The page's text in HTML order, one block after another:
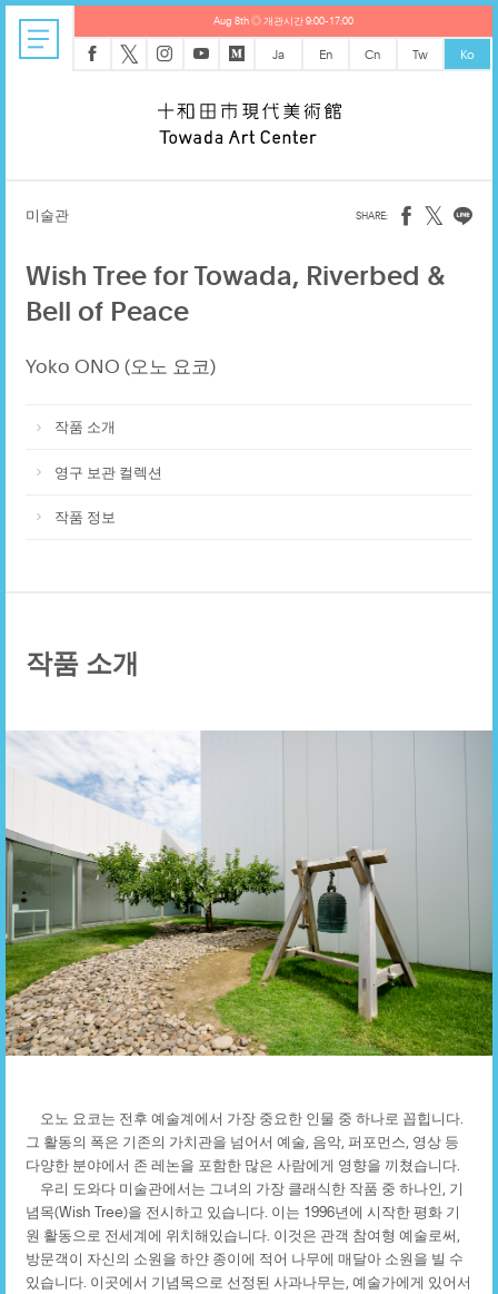
Aug 8th ◎ 개관시간 9:00-17:00
𝕏 Ja En Cn Tw Ko
미술관 𝕏
Wish Tree for Towada, Riverbed &
Bell of Peace
Yoko ONO (오노 요코)
작품 소개
영구 보관 컬렉션
작품 정보
작품 소개
오노 요코는 전후 예술계에서 가장 중요한 인물 중 하나로 꼽힙니다.
그 활동의 폭은 기존의 가치관을 넘어서 예술, 음악, 퍼포먼스, 영상 등
다양한 분야에서 존 레논을 포함한 많은 사람에게 영향을 끼쳤습니다.
우리 도와다 미술관에서는 그녀의 가장 클래식한 작품 중 하나인, 기
념목(Wish Tree)을 전시하고 있습니다. 이는 1996년에 시작한 평화 기
원 활동으로 전세계에 위치해있습니다. 이것은 관객 참여형 예술로써,
방문객이 자신의 소원을 하얀 종이에 적어 나무에 매달아 소원을 빌 수
있습니다. 이곳에서 기념목으로 선정된 사과나무는, 예술가에게 있어서